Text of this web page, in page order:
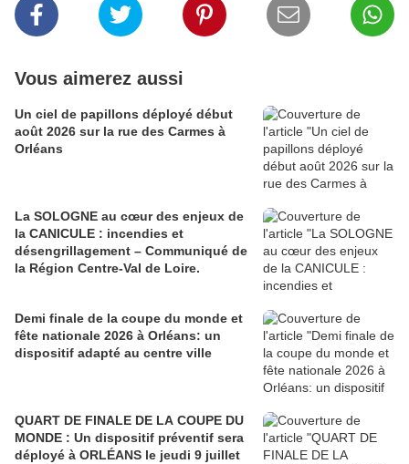
Vous aimerez aussi
Un ciel de papillons déployé début
août 2026 sur la rue des Carmes à
Orléans
La SOLOGNE au cœur des enjeux de
la CANICULE : incendies et
désengrillagement – Communiqué de
la Région Centre-Val de Loire.
Demi finale de la coupe du monde et
fête nationale 2026 à Orléans: un
dispositif adapté au centre ville
QUART DE FINALE DE LA COUPE DU
MONDE : Un dispositif préventif sera
déployé à ORLÉANS le jeudi 9 juillet